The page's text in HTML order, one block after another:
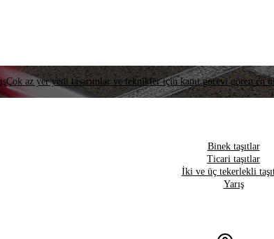
Çok az yer yeni tasarımlar ve teknikler için kanıt görevi gören en
Binek taşıtlar
Ticari taşıtlar
İki ve üç tekerlekli
Yarış